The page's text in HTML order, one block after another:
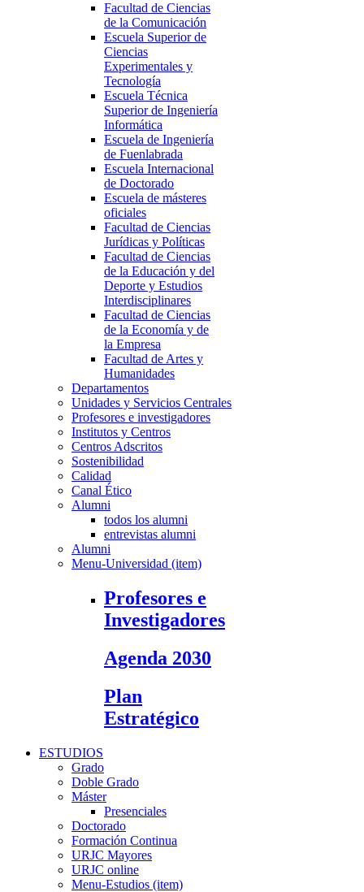
Facultad de Ciencias
de la Comunicación
Escuela Superior de
Ciencias
Experimentales y
Tecnología
Escuela Técnica
Superior de Ingeniería
Informática
Escuela de Ingeniería
de Fuenlabrada
Escuela Internacional
de Doctorado
Escuela de másteres
oficiales
Facultad de Ciencias
Jurídicas y Políticas
Facultad de Ciencias
de la Educación y del
Deporte y Estudios
Interdisciplinares
Facultad de Ciencias
de la Economía y de
la Empresa
Facultad de Artes y
Humanidades
Departamentos
Unidades y Servicios Centrales
Profesores e investigadores
Institutos y Centros
Centros Adscritos
Sostenibilidad
Calidad
Canal Ético
Alumni
todos los alumni
entrevistas alumni
Alumni
Menu-Universidad (item)
Profesores e
Investigadores
Agenda 2030
Plan
Estratégico
ESTUDIOS
Grado
Doble Grado
Máster
Presenciales
Doctorado
Formación Continua
URJC Mayores
URJC online
Menu-Estudios (item)